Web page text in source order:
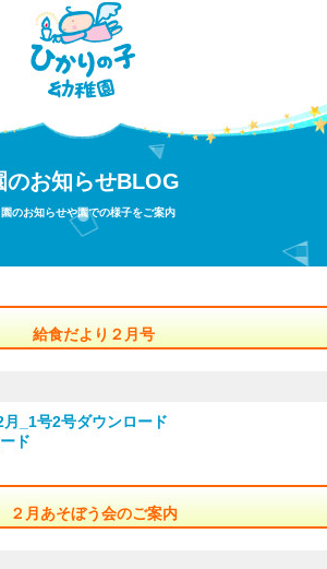
のお知らせBLOG
園のお知らせや園での様子をご案内
給食だより２月号
月_1号2号ダウンロード
ド
２月あそぼう会のご案内